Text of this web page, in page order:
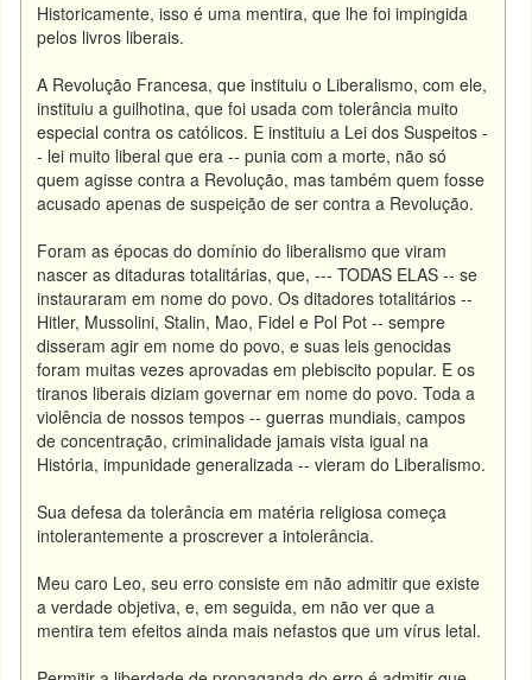
Historicamente, isso é uma mentira, que lhe foi impingida
pelos livros liberais.
A Revolução Francesa, que instituiu o Liberalismo, com ele,
instituiu a guilhotina, que foi usada com tolerância muito
especial contra os católicos. E instituiu a Lei dos Suspeitos -
- lei muito liberal que era -- punia com a morte, não só
quem agisse contra a Revolução, mas também quem fosse
acusado apenas de suspeição de ser contra a Revolução.
Foram as épocas do domínio do liberalismo que viram
nascer as ditaduras totalitárias, que, --- TODAS ELAS -- se
instauraram em nome do povo. Os ditadores totalitários --
Hitler, Mussolini, Stalin, Mao, Fidel e Pol Pot -- sempre
disseram agir em nome do povo, e suas leis genocidas
foram muitas vezes aprovadas em plebiscito popular. E os
tiranos liberais diziam governar em nome do povo. Toda a
violência de nossos tempos -- guerras mundiais, campos
de concentração, criminalidade jamais vista igual na
História, impunidade generalizada -- vieram do Liberalismo.
Sua defesa da tolerância em matéria religiosa começa
intolerantemente a proscrever a intolerância.
Meu caro Leo, seu erro consiste em não admitir que existe
a verdade objetiva, e, em seguida, em não ver que a
mentira tem efeitos ainda mais nefastos que um vírus letal.